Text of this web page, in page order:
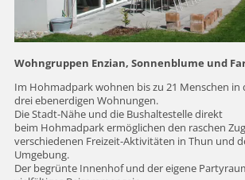
Wohngruppen Enzian, Sonnenblume und
Im Hohmadpark wohnen bis zu 21 Menschen in
drei ebenerdigen Wohnungen.
Die Stadt-Nähe und die Bushaltestelle direkt
beim Hohmadpark ermöglichen den raschen
verschiedenen Freizeit-Aktivitäten in Thun und
Umgebung.
Der begrünte Innenhof und der eigene